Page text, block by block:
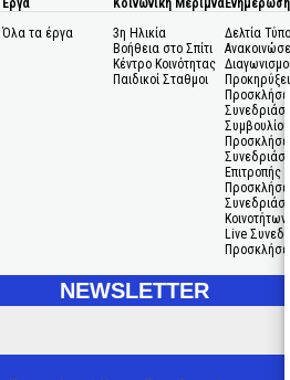
Έργα
Όλα τα έργα
Κοινωνική Μέριμνα
3η Ηλικία
Βοήθεια στο Σπίτι
Κέντρο Κοινότητας
Παιδικοί Σταθμοι
Ενημέρωση
Δελτία
Συμβουλίου
Επιτροπής
Κοινοτήτων
Live
NEWSLETTER